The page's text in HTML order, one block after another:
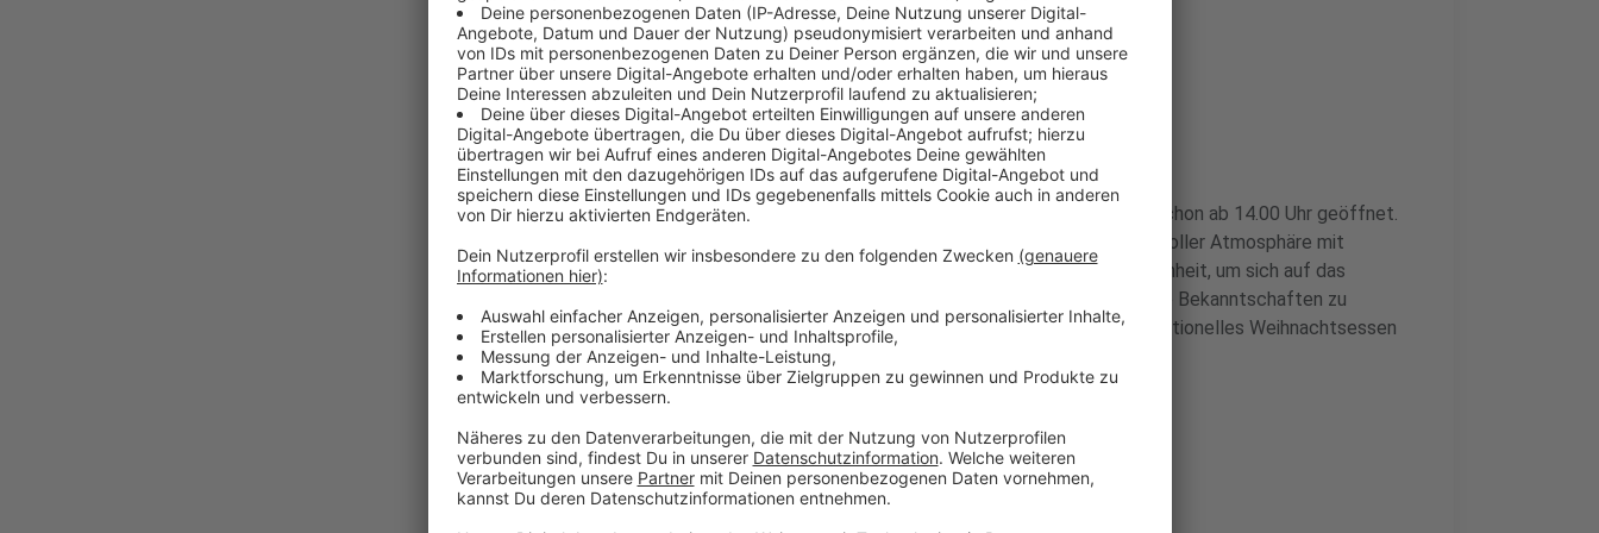
Gemeinsame Feier in Vreden
Anzeige
Die Veranstaltung beginnt um 15.00 Uhr, die Räume sind jedoch schon ab 14.00 Uhr geöffnet.
Die Feier startet mit einer festlichen Kaffeetafel. In stimmungsvoller Atmosphäre mit
Weihnachtsliedern und Geschichten bietet sich eine gute Gelegenheit, um sich auf das
Weihnachtsfest einzustimmen. Es gibt auch die Möglichkeit, neue Bekanntschaften zu
schließen und Gespräche zu führen. Gegen 17:30 Uhr wird ein traditionelles Weihnachtsessen
serviert, bevor die "offene Weihnacht" ausklingt.
Anzeige
Offenes Weihnachtsangebot in Velen